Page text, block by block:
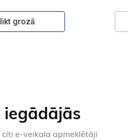
grozā
iegādājās
citi e-veikala apmeklētāji